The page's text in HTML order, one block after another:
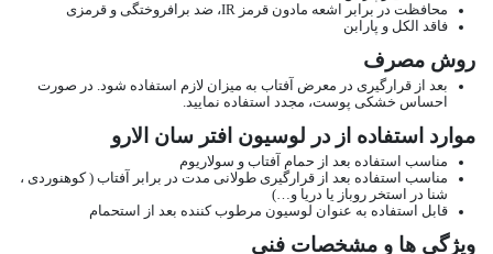
محافظت در برابر اشعه مادون قرمز IR، ضد برافروختگی و قرمزی
فاقد الکل و پارابن
روش مصرف
بعد از قرارگیری در معرض آفتاب به میزان لازم استفاده شود. در صورت
احساس خشکی پوست، مجدد استفاده نمایید.
موارد استفاده از در لوسیون افتر سان الارو
مناسب استفاده بعد از حمام آفتاب و سولاریوم
مناسب استفاده بعد از قرارگیری طولانی مدت در برابر آفتاب ( کوهنوردی ،
شنا در استخر روباز یا دریا و…)
قابل استفاده به عنوان لوسیون مرطوب کننده بعد از استحمام
ویژگی ها و مشخصات فنی